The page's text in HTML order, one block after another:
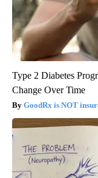
Type 2 Diabetes
Change Over Time
GoodRx is NOT